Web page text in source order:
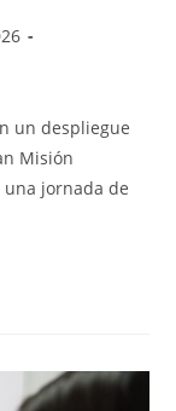
un despliegue
Misión
una jornada de